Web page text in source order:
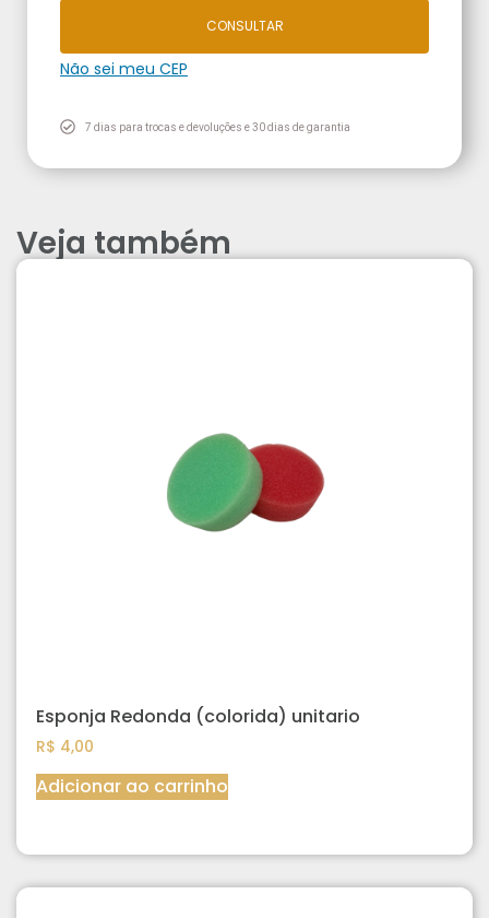
CONSULTAR
Não sei meu CEP
7 dias para trocas e devoluções e 30 dias de garantia
Veja também
Esponja Redonda (colorida) unitario
R$ 4,00
Adicionar ao carrinho